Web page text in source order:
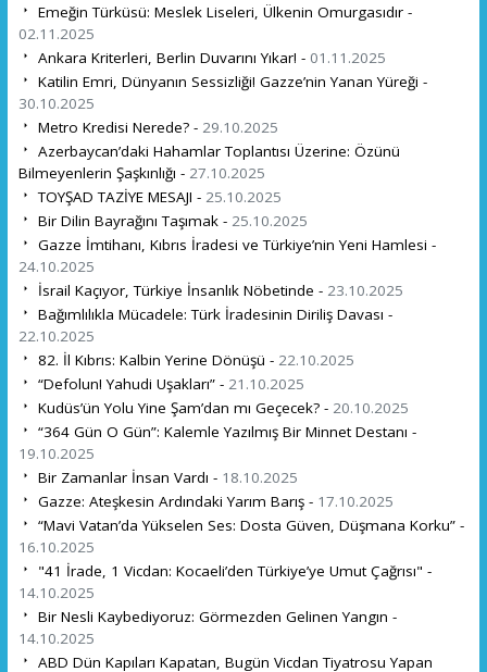
Emeğin Türküsü: Meslek Liseleri, Ülkenin Omurgasıdır -
02.11.2025
Ankara Kriterleri, Berlin Duvarını Yıkar! - 01.11.2025
Katilin Emri, Dünyanın Sessizliği! Gazze’nin Yanan Yüreği -
30.10.2025
Metro Kredisi Nerede? - 29.10.2025
Azerbaycan’daki Hahamlar Toplantısı Üzerine: Özünü
Bilmeyenlerin Şaşkınlığı - 27.10.2025
TOYŞAD TAZİYE MESAJI - 25.10.2025
Bir Dilin Bayrağını Taşımak - 25.10.2025
Gazze İmtihanı, Kıbrıs İradesi ve Türkiye’nin Yeni Hamlesi -
24.10.2025
İsrail Kaçıyor, Türkiye İnsanlık Nöbetinde - 23.10.2025
Bağımlılıkla Mücadele: Türk İradesinin Diriliş Davası -
22.10.2025
82. İl Kıbrıs: Kalbin Yerine Dönüşü - 22.10.2025
“Defolun! Yahudi Uşakları” - 21.10.2025
Kudüs’ün Yolu Yine Şam’dan mı Geçecek? - 20.10.2025
“364 Gün O Gün”: Kalemle Yazılmış Bir Minnet Destanı -
19.10.2025
Bir Zamanlar İnsan Vardı - 18.10.2025
Gazze: Ateşkesin Ardındaki Yarım Barış - 17.10.2025
“Mavi Vatan’da Yükselen Ses: Dosta Güven, Düşmana Korku” -
16.10.2025
"41 İrade, 1 Vicdan: Kocaeli’den Türkiye’ye Umut Çağrısı" -
14.10.2025
Bir Nesli Kaybediyoruz: Görmezden Gelinen Yangın -
14.10.2025
ABD Dün Kapıları Kapatan, Bugün Vicdan Tiyatrosu Yapan